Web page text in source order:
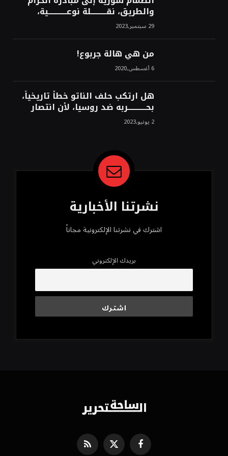
والطريق، نقــــــــــلة نوعــــــــــــية،
استراتيجية، تاريخية، نهائية، نحو
الشرق!محمد محسن29 سبتمبر,2023
من هي هالة جربوع!
6 أغسطس,2020
هل ارتكب حلف الناتو خطأً تاريخياً،
بحــــــــــــربه ضد روسيا، لأن انتصار
روسيا الحتمي، سيفتت الناتو!محمد
محسن 2 يونيو,2023
نشرتنا الأخبارية
اشترك في نشرتنا الإلكترونية مجاناً
بريدك الإلكتروني
فيسبوك X
RSS